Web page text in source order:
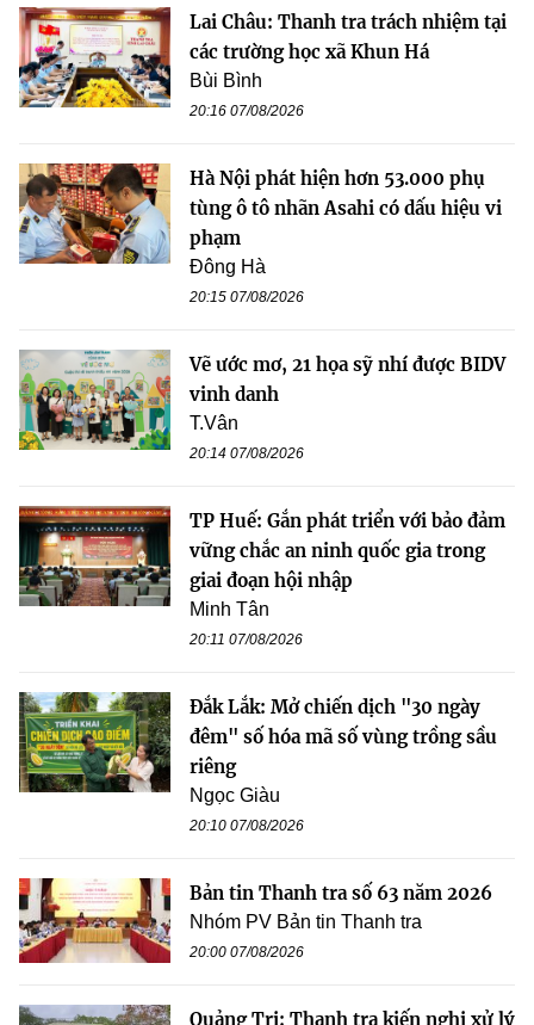
Lai Châu: Thanh tra trách nhiệm tại
các trường học xã Khun Há
Bùi Bình
20:16 07/08/2026
Hà Nội phát hiện hơn 53.000 phụ
tùng ô tô nhãn Asahi có dấu hiệu vi
phạm
Đông Hà
20:15 07/08/2026
Vẽ ước mơ, 21 họa sỹ nhí được BIDV
vinh danh
T.Vân
20:14 07/08/2026
TP Huế: Gắn phát triển với bảo đảm
vững chắc an ninh quốc gia trong
giai đoạn hội nhập
Minh Tân
20:11 07/08/2026
Đắk Lắk: Mở chiến dịch "30 ngày
đêm" số hóa mã số vùng trồng sầu
riêng
Ngọc Giàu
20:10 07/08/2026
Bản tin Thanh tra số 63 năm 2026
Nhóm PV Bản tin Thanh tra
20:00 07/08/2026
Quảng Trị: Thanh tra kiến nghị xử lý